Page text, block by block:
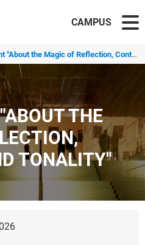
CAMPUS
the Magic of Reflection, Contrast and ...
THE
TONALITY"